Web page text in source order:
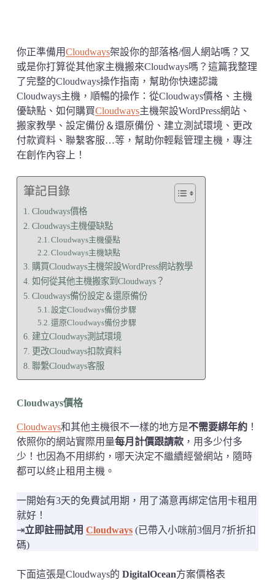
你正準備用Cloudways架設你的部落格/個人網站嗎？又
或是你打算從其他家主機搬來Cloudways嗎？這篇我整理
了完整的Cloudways操作指南，幫助你快速認識
Cloudways主機，順暢的操作：從Cloudways價格、主機
優缺點、如何購買Cloudways主機架設WordPress網站、
搬家教學、設定備份＆還原備份、建立測試環境、更改
付款資料、聯繫客服…等，幫助你輕鬆管理主機，專注
在創作內容上！
筆記目錄
Cloudways價格
Cloudways主機優缺點
Cloudways主機優點
Cloudways主機缺點
購買Cloudways主機架設WordPress網站教學
如何從其他主機搬家到Cloudways？
Cloudways備份設定＆還原備份
設定Cloudways備份步驟
還原Cloudways備份步驟
建立Cloudways測試環境
更改Cloudways扣款資料
聯繫Cloudways客服
Cloudways價格
Cloudways和其他主機很不一樣的地方是不需要綁年約！
依照你的網站實際用量每月計價跟請款，用多少付多
少！也因為不用綁約，哪天決定不繼續經營網站，隨時
都可以終止租用主機。
一開始有3天的免費試用期，用了滿意再綁定信用卡租用
就好！
⇥立即註冊試用 Cloudways(已帶入小咪前3個月7折折扣
碼)
下面這張是Cloudways的 DigitalOcean方案價格表